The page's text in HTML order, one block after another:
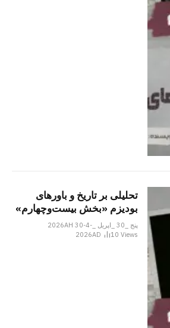
تحلیلی بر تاریخ و باورهای
بودیزم «بخش بیست‌وچهارم»
پنج _30 _اپریل _2026AH 30-4-
2026AD
10Views